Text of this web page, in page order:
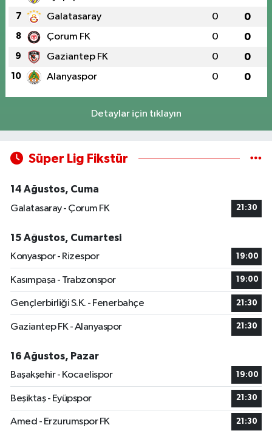
7 Galatasaray 0 0
8 Çorum FK 0 0
9 Gaziantep FK 0 0
10 Alanyaspor 0 0
Detaylar için tıklayın
Süper Lig Fikstür
14 Ağustos, Cuma
Galatasaray - Çorum FK
21:30
15 Ağustos, Cumartesi
Konyaspor - Rizespor
19:00
Kasımpaşa - Trabzonspor 19:00
Gençlerbirliği S.K. - Fenerbahçe 21:30
Gaziantep FK - Alanyaspor 21:30
16 Ağustos, Pazar
Başakşehir - Kocaelispor
19:00
Beşiktaş - Eyüpspor 21:30
Amed - Erzurumspor FK 21:30